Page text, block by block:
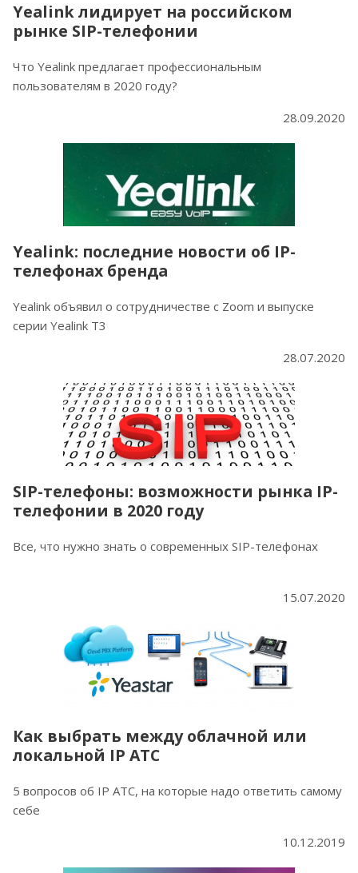
Yealink лидирует на российском
рынке SIP-телефонии
Что Yealink предлагает профессиональным
пользователям в 2020 году?
28.09.2020
Yealink: последние новости об IP-
телефонах бренда
Yealink объявил о сотрудничестве с Zoom и выпуске
серии Yealink T3
28.07.2020
SIP-телефоны: возможности рынка IP-
телефонии в 2020 году
Все, что нужно знать о современных SIP-телефонах
15.07.2020
Как выбрать между облачной или
локальной IP АТС
5 вопросов об IP АТС, на которые надо ответить самому
себе
10.12.2019